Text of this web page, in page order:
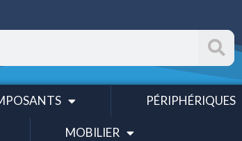
PÉRIPHÉRIQUES
MOBILIER